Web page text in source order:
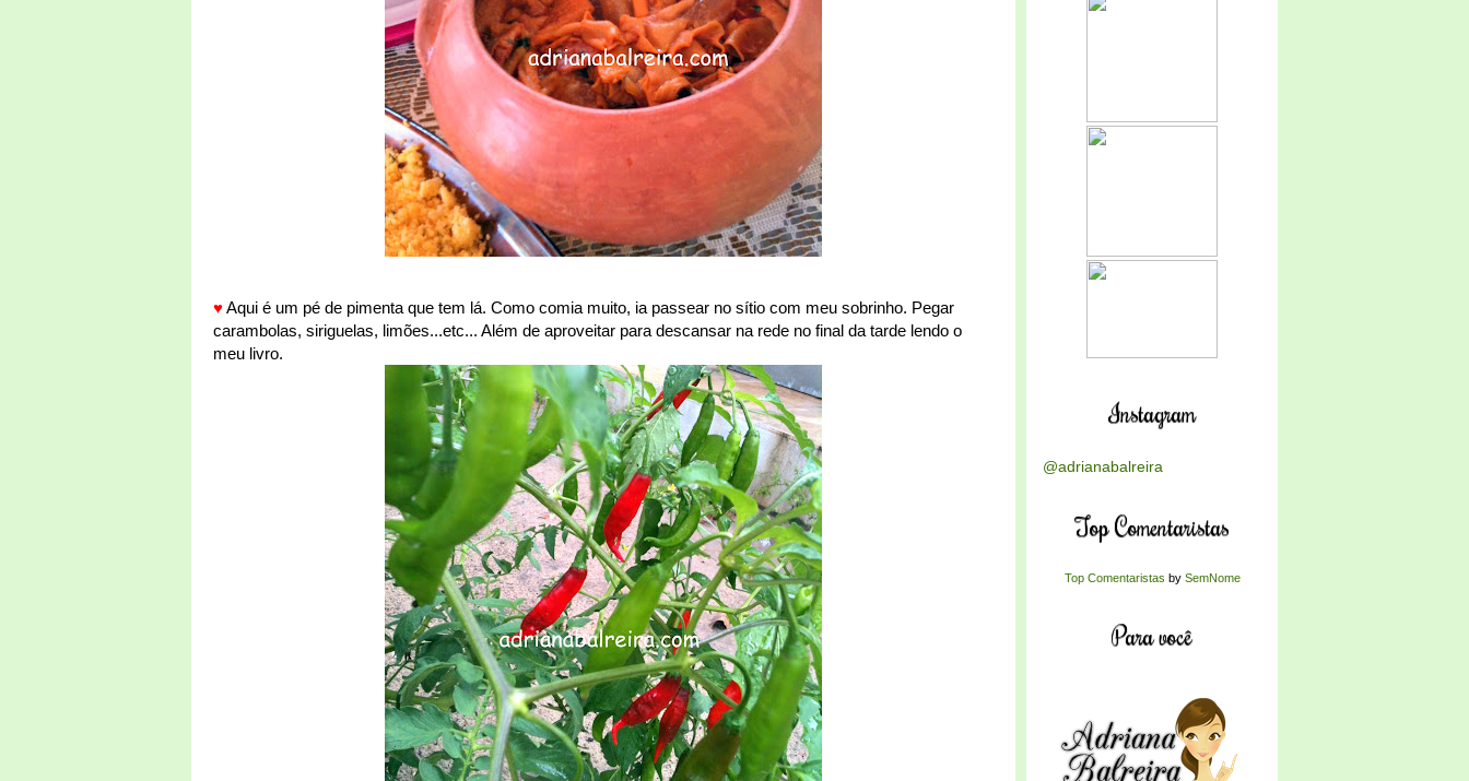
♥Aqui é um pé de pimenta que tem lá. Como comia muito, ia passear no sítio com meu sobrinho. Pegar
carambolas, siriguelas, limões...etc... Além de aproveitar para descansar na rede no final da tarde lendo o
meu livro.
Instagram
@adrianabalreira
Top Comentaristas
Top Comentaristas by SemNome
Para você